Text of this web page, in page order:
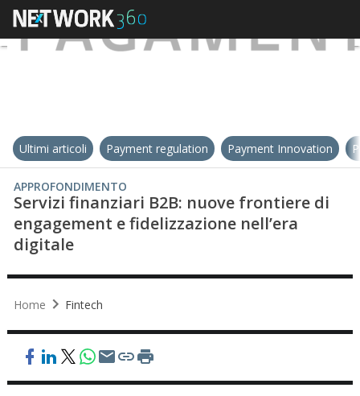
Ultimi articoli Payment regulation Payment Innovation
APPROFONDIMENTO
Servizi finanziari B2B: nuove frontiere di
engagement e fidelizzazione nell’era
digitale
Home Fintech